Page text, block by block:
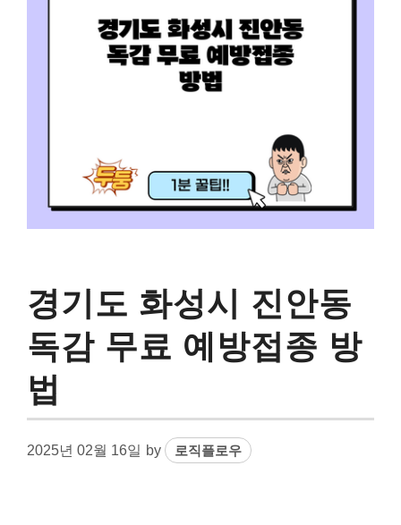
경기도 화성시 진안동
독감 무료 예방접종 방
법
2025년 02월 16일 by 로직플로우